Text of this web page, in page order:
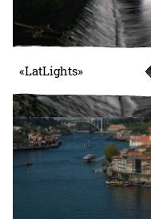
«LatLights»